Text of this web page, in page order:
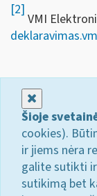
[2]
VMI
Šioje
cookies).
ir jiems nėra
galite sutikti
sutikimą bet